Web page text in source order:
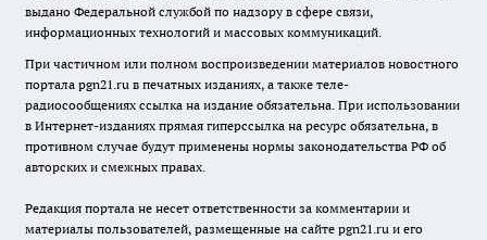
выдано Федеральной службой по надзору в сфере связи,
информационных технологий и массовых коммуникаций.
При частичном или полном воспроизведении материалов новостного
портала pgn21.ru в печатных изданиях, а также теле-
радиосообщениях ссылка на издание обязательна. При использовании
в Интернет-изданиях прямая гиперссылка на ресурс обязательна, в
противном случае будут применены нормы законодательства РФ об
авторских и смежных правах.
Редакция портала не несет ответственности за комментарии и
материалы пользователей, размещенные на сайте pgn21.ru и его